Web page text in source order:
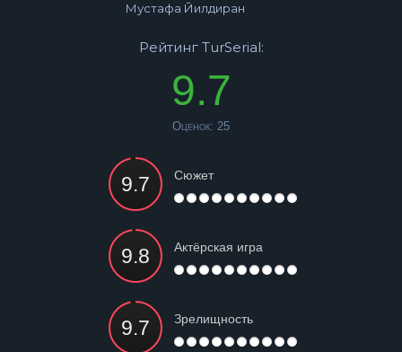
Мустафа Йилдиран
Рейтинг TurSerial:
9.7
Оценок: 25
Сюжет
Актёрская игра
Зрелищность